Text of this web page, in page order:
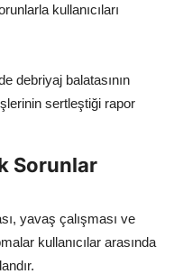
kullanıcıları
debriyaj balatasının
sertleştiği rapor
Sorunlar
yavaş çalışması ve
kullanıcılar arasında